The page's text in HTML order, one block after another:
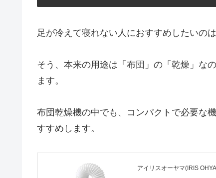
足が冷えて寝れない人におすすめしたいのは
そう、本来の用途は「布団」の「乾燥」な
ます。
布団乾燥機の中でも、コンパクトで必要な
すすめします。
アイリスオーヤマ(IRIS